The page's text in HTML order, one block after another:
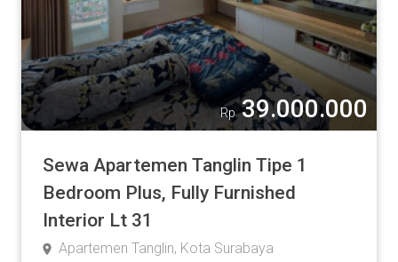
Rp 39.000.000
Sewa Apartemen Tanglin Tipe 1
Bedroom Plus, Fully Furnished
Interior Lt 31
Apartemen Tanglin, Kota Surabaya